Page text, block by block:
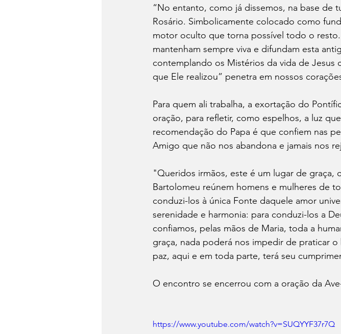
“No entanto, como já dissemos, na base de
Rosário. Simbolicamente colocado como
motor oculto que torna possível todo o
mantenham sempre viva e difundam esta
contemplando os Mistérios da vida de Jesus
que Ele realizou” penetra em nossos
Para quem ali trabalha, a exortação do
oração, para refletir, como espelhos, a luz
recomendação do Papa é que confiem nas
Amigo que não nos abandona e jamais nos
"Queridos irmãos, este é um lugar de graça,
Bartolomeu reúnem homens e mulheres de
conduzi-los à única Fonte daquele amor
serenidade e harmonia: para conduzi-los a
confiamos, pelas mãos de Maria, toda a
graça, nada poderá nos impedir de praticar
paz, aqui e em toda parte, terá seu
O encontro se encerrou com a oração da
https://www.youtube.com/watch?v=SUQYYF37r7Q